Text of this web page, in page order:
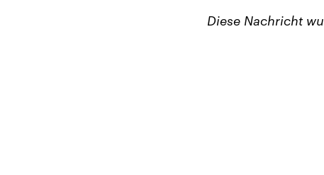
Diese Nachricht